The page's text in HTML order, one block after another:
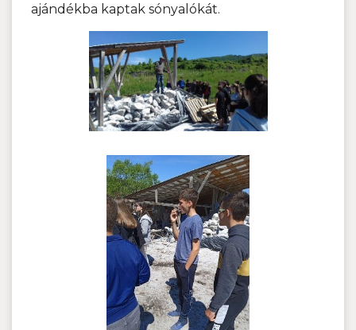
ajándékba kaptak sónyalókát.